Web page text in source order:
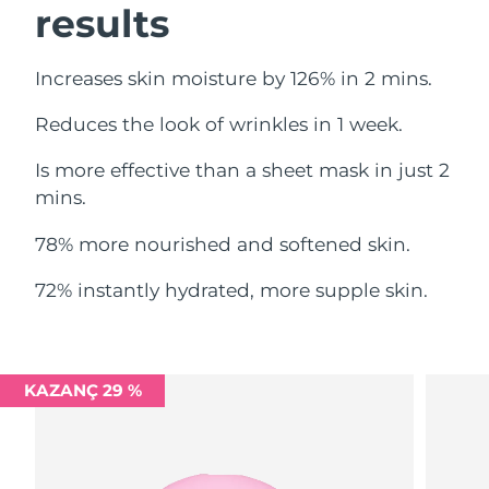
results
Increases skin moisture by 126% in 2 mins.
Reduces the look of wrinkles in 1 week.
Is more effective than a sheet mask in just 2
mins.
78% more nourished and softened skin.
72% instantly hydrated, more supple skin.
KAZANÇ 29 %
Filipinler
Polonya Tahmini teslim tarihi8/10/26
Portekiz Tahmini teslim tarihi
Porto Riko Tahmini teslim tarihi8/11/26
Reunion
Rusya
Tahmini teslim tarihi